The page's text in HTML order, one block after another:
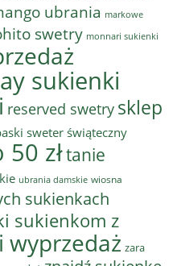
ubrania markowe
swetry monnari sukienki
sukienki
reserved swetry sklep
sweter świąteczny
złtanie
ubrania damskie wiosna
sukienkach
sukienkom z
wyprzedaż zara